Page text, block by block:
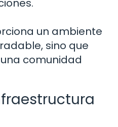
un ambiente
sino que
comunidad